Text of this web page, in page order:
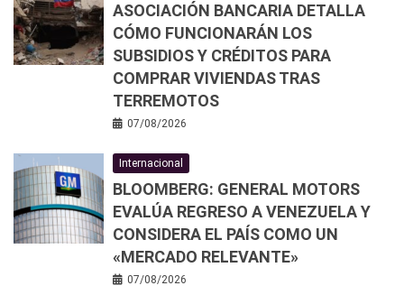
ASOCIACIÓN BANCARIA DETALLA
CÓMO FUNCIONARÁN LOS
SUBSIDIOS Y CRÉDITOS PARA
COMPRAR VIVIENDAS TRAS
TERREMOTOS
07/08/2026
Internacional
BLOOMBERG: GENERAL MOTORS
EVALÚA REGRESO A VENEZUELA Y
CONSIDERA EL PAÍS COMO UN
«MERCADO RELEVANTE»
07/08/2026